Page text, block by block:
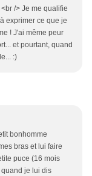
/> Je me qualifie
exprimer ce que je
! J'ai même peur
et pourtant, quand
:)
bonhomme
bras et lui faire
puce (16 mois
je lui dis